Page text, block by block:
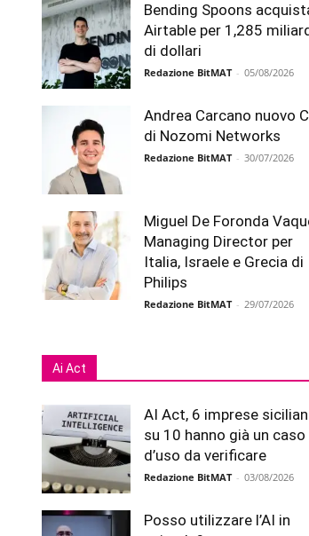
Bending Spoons
Airtable per 1,285
di dollari
Redazione BitMAT - 05/08/2026
Andrea Carcano nuovo
di Nozomi Networks
Redazione BitMAT - 30/07/2026
Miguel De Foronda
Managing Director per
Italia, Israele e Grecia di
Philips
Redazione BitMAT - 29/07/2026
Ai Act
AI Act, 6 imprese
su 10 hanno già un caso
d’uso da verificare
Redazione BitMAT - 03/08/2026
Posso utilizzare l’AI in